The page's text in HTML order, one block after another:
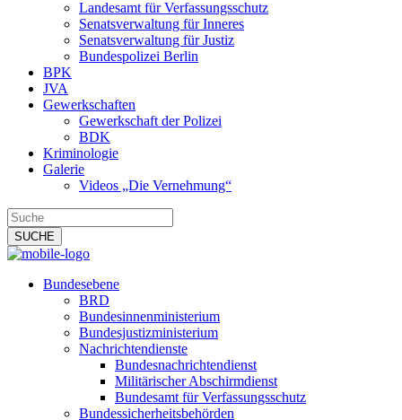
Landesamt für Verfassungsschutz
Senatsverwaltung für Inneres
Senatsverwaltung für Justiz
Bundespolizei Berlin
BPK
JVA
Gewerkschaften
Gewerkschaft der Polizei
BDK
Kriminologie
Galerie
Videos „Die Vernehmung“
Bundesebene
BRD
Bundesinnenministerium
Bundesjustizministerium
Nachrichtendienste
Bundesnachrichtendienst
Militärischer Abschirmdienst
Bundesamt für Verfassungsschutz
Bundessicherheitsbehörden